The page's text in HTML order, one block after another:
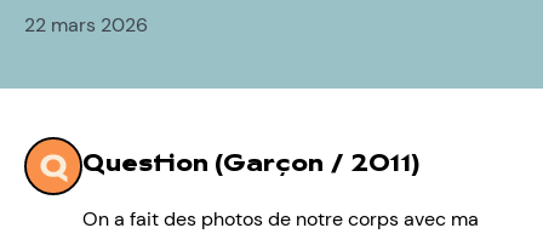
22 mars 2026
Question (Garçon / 2011)
On a fait des photos de notre corps avec ma